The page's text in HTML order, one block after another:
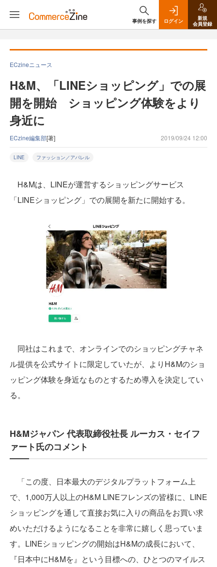
事例を探す ログイン
新規
会員登録
ECzineニュース
H&M、「LINEショッピング」での展
開を開始 ショッピング体験をより
身近に
ECzine編集部[著] 2019/09/24 12:00
LINE ファッション／アパレル
H&Mは、LINEが運営するショッピングサービス
「LINEショッピング」での展開を新たに開始する。
同社はこれまで、オンラインでのショッピングチャネ
ル提供を公式サイトに限定していたが、よりH&Mのショ
ッピング体験を身近なものとするため導入を決定してい
る。
H&Mジャパン 代表取締役社長 ルーカス・セイフ
ァート氏のコメント
「この度、日本最大のデジタルプラットフォーム上
で、1,000万人以上のH&M LINEフレンズの皆様に、LINE
ショッピングを通して直接お気に入りの商品をお買い求
めいただけるようになることを非常に嬉しく思っていま
す。LINEショッピングの開始はH&Mの成長において、
『日本中にH&Mを』という目標への、ひとつのマイルス